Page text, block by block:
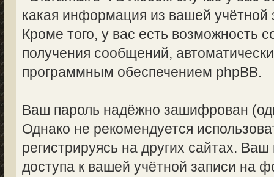
какая информация из вашей учётной
Кроме того, у вас есть возможность
получения сообщений,
программным обеспечением phpBB.
Ваш пароль надёжно зашифрован
Однако не рекомендуется
регистрируясь на других сайтах.
доступа к вашей учётной записи на